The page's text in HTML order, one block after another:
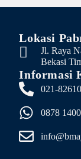
Lokasi
Jl. Raya
Bekasi
Informasi
021-
0878